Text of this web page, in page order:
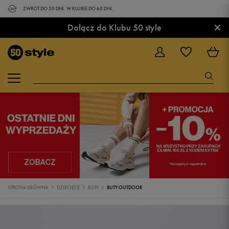
ZWROT DO 30 DNI. W KLUBIE DO 60 DNI.
Dołącz do Klubu 50 style ×
STRONA GŁÓWNA DZIECIĘCE BUTY BUTY OUTDOOR